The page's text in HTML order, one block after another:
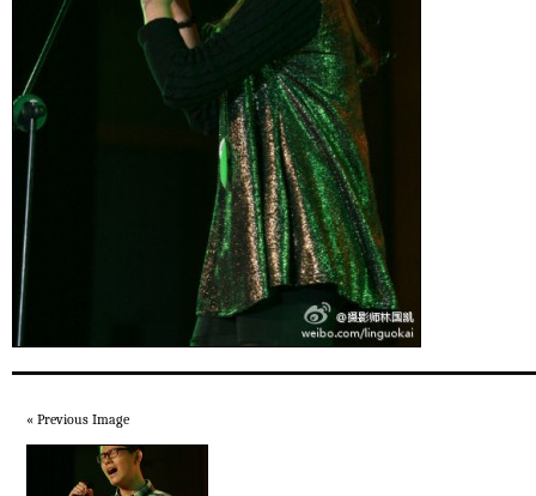
« Previous Image